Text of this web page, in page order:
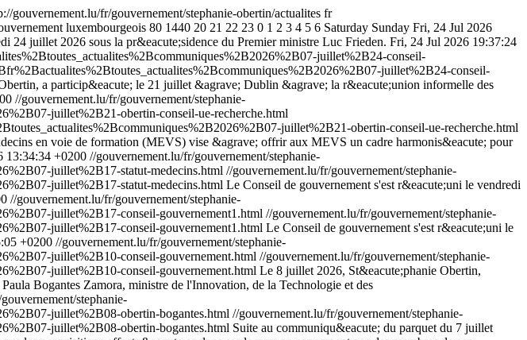
gouvernement.lu/fr/gouvernement/stephanie-obertin/actualites fr
luxembourgeois 80 1440 20 21 22 23 0 1 2 3 4 5 6 Saturday Sunday Fri, 24 Jul 2026
24 juillet 2026 sous la pr&eacute;sidence du Premier ministre Luc Frieden. Fri, 24 Jul 2026 19:37:24
juillet%2B24-conseil-
juillet%2B24-conseil-
a particip&eacute; le 21 juillet &agrave; Dublin &agrave; la r&eacute;union informelle des
//gouvernement.lu/fr/gouvernement/stephanie-
juillet%2B21-obertin-conseil-ue-recherche.html
juillet%2B21-obertin-conseil-ue-recherche.html
en voie de formation (MEVS) vise &agrave; offrir aux MEVS un cadre harmonis&eacute; pour
13:34:34 +0200 //gouvernement.lu/fr/gouvernement/stephanie-
juillet%2B17-statut-medecins.html //gouvernement.lu/fr/gouvernement/stephanie-
juillet%2B17-statut-medecins.html Le Conseil de gouvernement s'est r&eacute;uni le vendredi
//gouvernement.lu/fr/gouvernement/stephanie-
juillet%2B17-conseil-gouvernement1.html //gouvernement.lu/fr/gouvernement/stephanie-
juillet%2B17-conseil-gouvernement1.html Le Conseil de gouvernement s'est r&eacute;uni le
+0200 //gouvernement.lu/fr/gouvernement/stephanie-
juillet%2B10-conseil-gouvernement.html //gouvernement.lu/fr/gouvernement/stephanie-
juillet%2B10-conseil-gouvernement.html Le 8 juillet 2026, St&eacute;phanie Obertin,
Bogantes Zamora, ministre de l'Innovation, de la Technologie et des
stephanie-
juillet%2B08-obertin-bogantes.html //gouvernement.lu/fr/gouvernement/stephanie-
juillet%2B08-obertin-bogantes.html Suite au communiqu&eacute; du parquet du 7 juillet